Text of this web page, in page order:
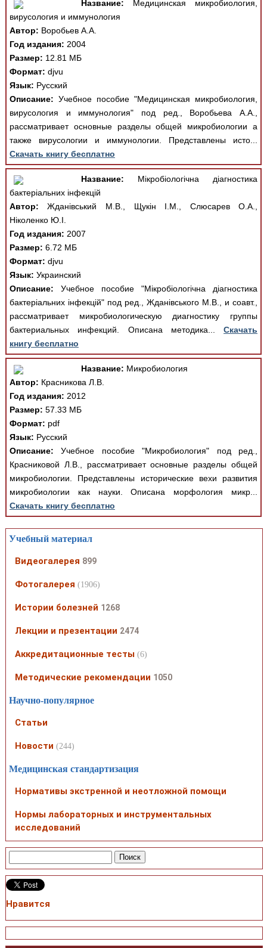
Название: Медицинская микробиология,
вирусология и иммунология
Автор: Воробьев А.А.
Год издания: 2004
Размер: 12.81 МБ
Формат: djvu
Язык: Русский
Описание: Учебное пособие "Медицинская микробиология,
вирусология и иммунология" под ред., Воробьева А.А.,
рассматривает основные разделы общей микробиологии а
также вирусологии и иммунологии. Представлены исто...
Скачать книгу бесплатно
Название: Мікробіологічна діагностика
бактеріальних інфекцій
Автор: Жданівський М.В., Щукін І.М., Слюсарев О.А.,
Ніколенко Ю.І.
Год издания: 2007
Размер: 6.72 МБ
Формат: djvu
Язык: Украинский
Описание: Учебное пособие "Мікробіологічна діагностика
бактеріальних інфекцій" под ред., Жданівського М.В., и соавт.,
рассматривает микробиологическую диагностику группы
бактериальных инфекций. Описана методика...Скачать
книгу бесплатно
Название: Микробиология
Автор: Красникова Л.В.
Год издания: 2012
Размер: 57.33 МБ
Формат: pdf
Язык: Русский
Описание: Учебное пособие "Микробиология" под ред.,
Красниковой Л.В., рассматривает основные разделы общей
микробиологии. Представлены исторические вехи развития
микробиологии как науки. Описана морфология микр...
Скачать книгу бесплатно
Учебный материал
Видеогалерея 899
Фотогалерея (1906)
Истории болезней 1268
Лекции и презентации 2474
Аккредитационные тесты (6)
Методические рекомендации 1050
Научно-популярное
Статьи
Новости (244)
Медицинская стандартизация
Нормативы экстренной и неотложной помощи
Нормы лабораторных и инструментальных
исследований
Нравится